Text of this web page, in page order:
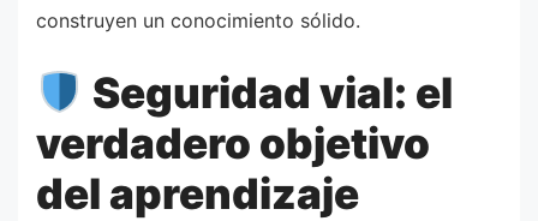
construyen un conocimiento sólido.
Seguridad vial: el
verdadero objetivo
del aprendizaje